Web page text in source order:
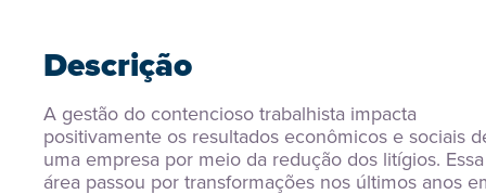
Descrição
A gestão do contencioso trabalhista impacta
positivamente os resultados econômicos e sociais
uma empresa por meio da redução dos litígios. Essa
área passou por transformações nos últimos anos